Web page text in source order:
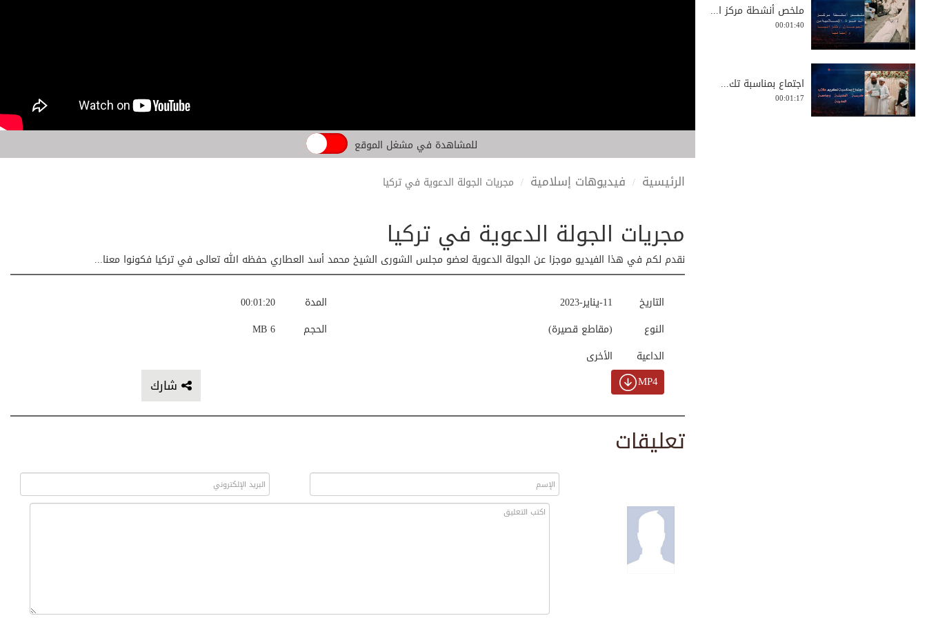
للمشاهدة في مشغل الموقع
الرئيسية فيديوهات إسلامية مجريات الجولة الدعوية في تركيا
مجريات الجولة الدعوية في تركيا
نقدم لكم في هذا الفيديو موجزا عن الجولة الدعوية لعضو مجلس الشورى الشيخ محمد أسد العطاري حفظه الله تعالى في تركيا فكونوا معنا...
00:01:20
المدة
6 MB
الحجم
11-يناير-2023
التاريخ
(مقاطع قصيرة)
النوع
الأخرى
الداعية
شارك MP4
تعليقات
ملخص أنشطة مركز ا...
00:01:40
اجتماع بمناسبة تك...
00:01:17